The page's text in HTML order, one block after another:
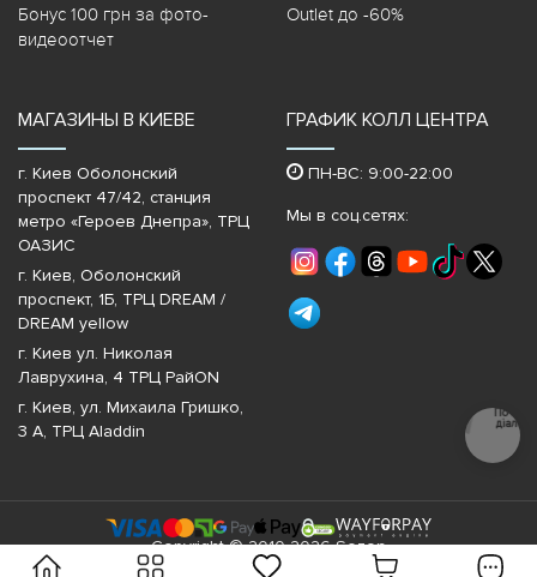
Бонус 100 грн за фото-
видеоотчет
Outlet до -60%
МАГАЗИНЫ В КИЕВЕ
г. Киев Оболонский
проспект 47/42, станция
метро «Героев Днепра»‎, ТРЦ
ОАЗИС
г. Киев, Оболонский
проспект, 1Б, ТРЦ DREAM /
DREAM yellow
г. Киев ул. Николая
Лаврухина, 4 ТРЦ РайON
г. Киев, ул. Михаила Гришко,
3 А, ТРЦ Aladdin
ГРАФИК КОЛЛ ЦЕНТРА
ПН-ВС: 9:00-22:00
Мы в соц.сетях:
Copyright © 2010-2026 Sezon
Почати
діалог